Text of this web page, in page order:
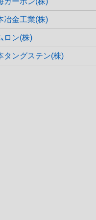
冶金工業(株)
ロン(株)
タングステン(株)